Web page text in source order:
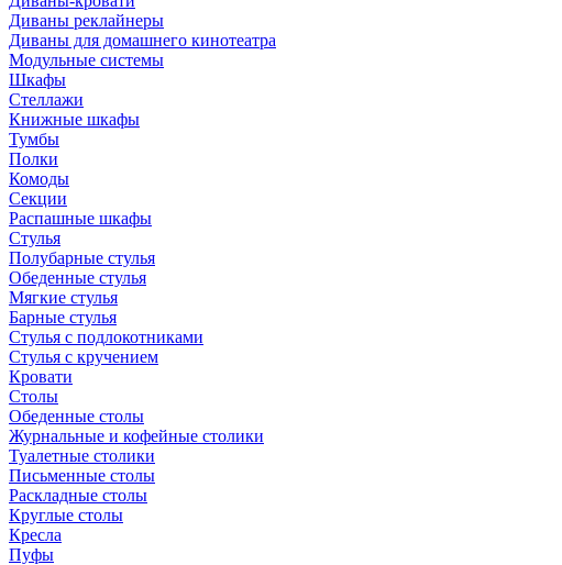
Диваны реклайнеры
Диваны для домашнего кинотеатра
Модульные системы
Шкафы
Стеллажи
Книжные шкафы
Тумбы
Полки
Комоды
Секции
Распашные шкафы
Стулья
Полубарные стулья
Обеденные стулья
Мягкие стулья
Барные стулья
Стулья с подлокотниками
Стулья с кручением
Кровати
Столы
Обеденные столы
Журнальные и кофейные столики
Туалетные столики
Письменные столы
Раскладные столы
Круглые столы
Кресла
Пуфы